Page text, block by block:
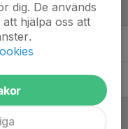
dig. De används
hjälpa oss att